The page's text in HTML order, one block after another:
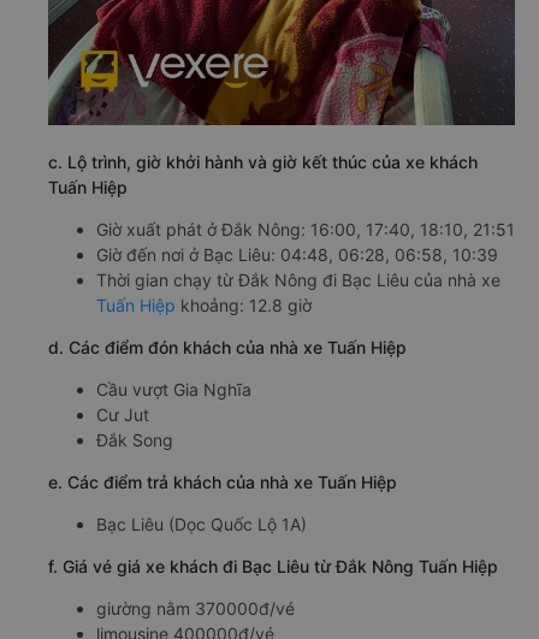
c. Lộ trình, giờ khởi hành và giờ kết thúc của xe khách
Tuấn Hiệp
Giờ xuất phát ở Đắk Nông: 16:00, 17:40, 18:10, 21:51
Giờ đến nơi ở Bạc Liêu: 04:48, 06:28, 06:58, 10:39
Thời gian chạy từ Đắk Nông đi Bạc Liêu của nhà xe
Tuấn Hiệp khoảng: 12.8 giờ
d. Các điểm đón khách của nhà xe Tuấn Hiệp
Cầu vượt Gia Nghĩa
Cư Jut
Đắk Song
e. Các điểm trả khách của nhà xe Tuấn Hiệp
Bạc Liêu (Dọc Quốc Lộ 1A)
f. Giá vé giá xe khách đi Bạc Liêu từ Đắk Nông Tuấn Hiệp
giường nằm 370000đ/vé
limousine 400000đ/vé